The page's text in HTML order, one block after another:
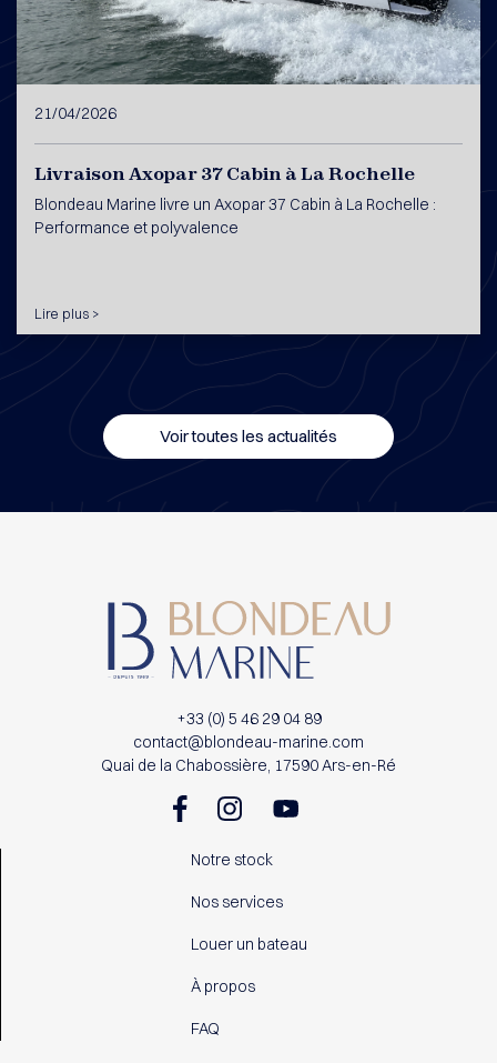
21/04/2026
Livraison Axopar 37 Cabin à La Rochelle
Blondeau Marine livre un Axopar 37 Cabin à La Rochelle :
Performance et polyvalence
Lire plus >
Voir toutes les actualités
+33 (0) 5 46 29 04 89
contact@blondeau-marine.com
Quai de la Chabossière, 17590 Ars-en-Ré
Notre stock
Nos services
Louer un bateau
À propos
FAQ